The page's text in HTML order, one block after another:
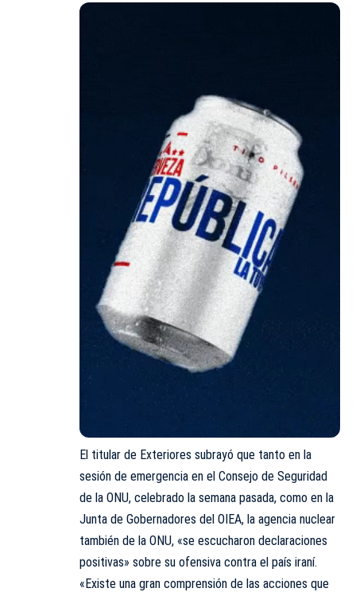
El titular de Exteriores subrayó que tanto en la
sesión de emergencia en el Consejo de Seguridad
de la ONU, celebrado la semana pasada, como en la
Junta de Gobernadores del OIEA, la agencia nuclear
también de la ONU, «se escucharon declaraciones
positivas» sobre su ofensiva contra el país iraní.
«Existe una gran comprensión de las acciones que